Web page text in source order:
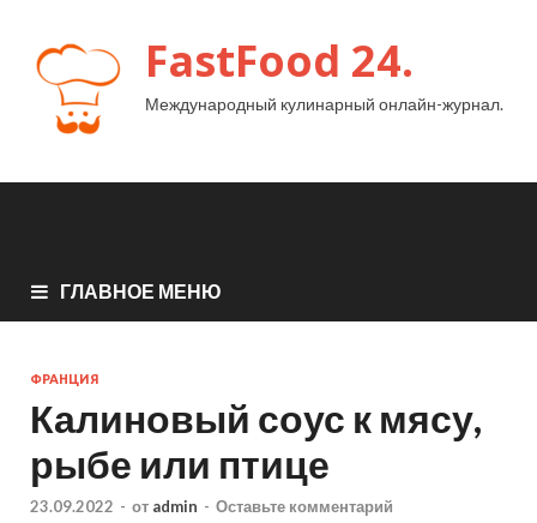
FastFood 24.
Международный кулинарный онлайн-журнал.
ГЛАВНОЕ МЕНЮ
ФРАНЦИЯ
Калиновый соус к мясу,
рыбе или птице
23.09.2022 - от admin - Оставьте комментарий